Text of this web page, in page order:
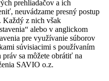
prehliadačov a ich
neuvádzame presný postup
Každý z nich však
alebo v anglickom
pre využívanie súborov
súvisiacimi s používaním
sa môžete obrátiť na
SAVIO o.z.